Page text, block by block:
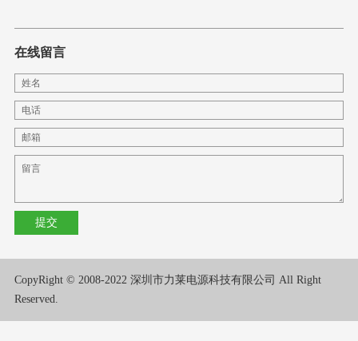
在线留言
CopyRight © 2008-2022 深圳市力莱电源科技有限公司 All Right
Reserved.